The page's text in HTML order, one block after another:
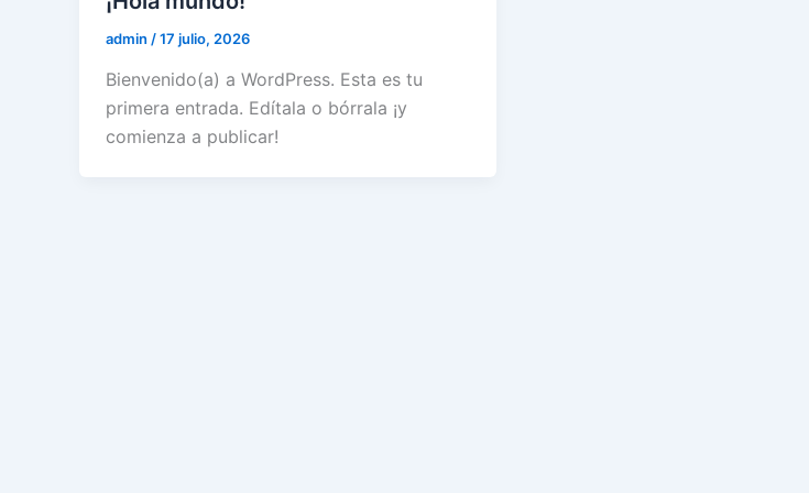
admin /17 julio, 2026
Bienvenido(a) a WordPress. Esta es tu
primera entrada. Edítala o bórrala ¡y
comienza a publicar!